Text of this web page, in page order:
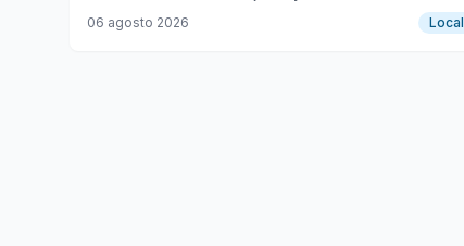
vivienda, movilizando a la Policía Nacional y Local.
06 agosto 2026 Local